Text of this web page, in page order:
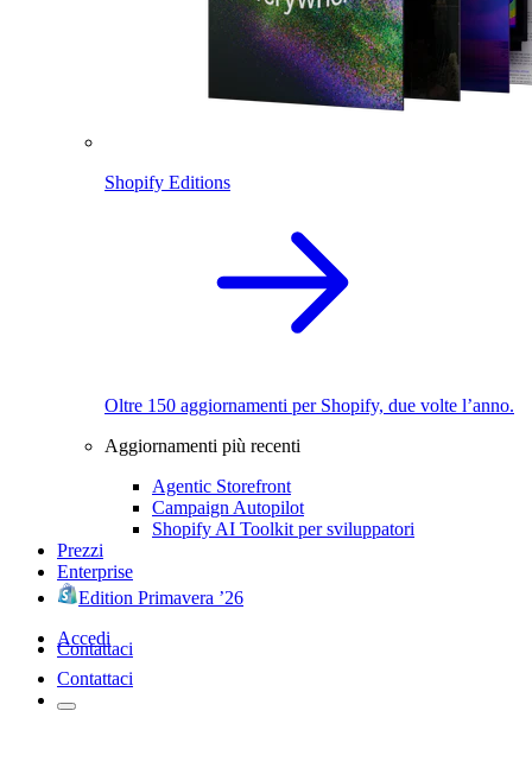
Shopify Editions
Oltre 150 aggiornamenti per Shopify, due volte l’anno.
Aggiornamenti più recenti
Agentic Storefront
Campaign Autopilot
Shopify AI Toolkit per sviluppatori
Prezzi
Enterprise
Edition Primavera ’26
Accedi
Contattaci
Contattaci